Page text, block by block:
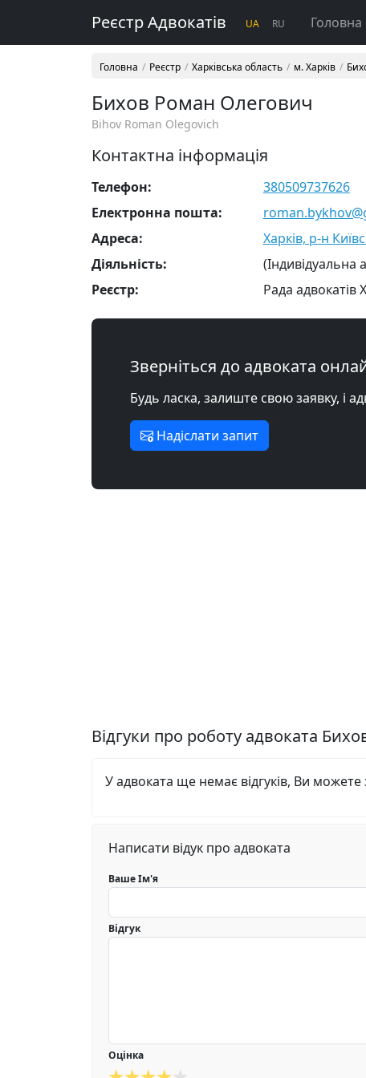
Реєстр Адвокатів UA RU Головна
Головна Реєстр Харківська область м. Харків
Бихов Роман Олегович
Bihov Roman Olegovich
Контактна інформація
Телефон:
380509737626
Електронна пошта:
Адреса:
Харків, р-н
Діяльність:
(Індивідуальна
Реєстр:
Рада адвокатів
Зверніться до адвоката
Будь ласка, залиште свою заявку, і
Надіслати запит
Відгуки про роботу адвоката
У адвоката ще немає відгуків, Ви
Написати відук про адвоката
Ваше Ім'я
Відгук
Оцінка